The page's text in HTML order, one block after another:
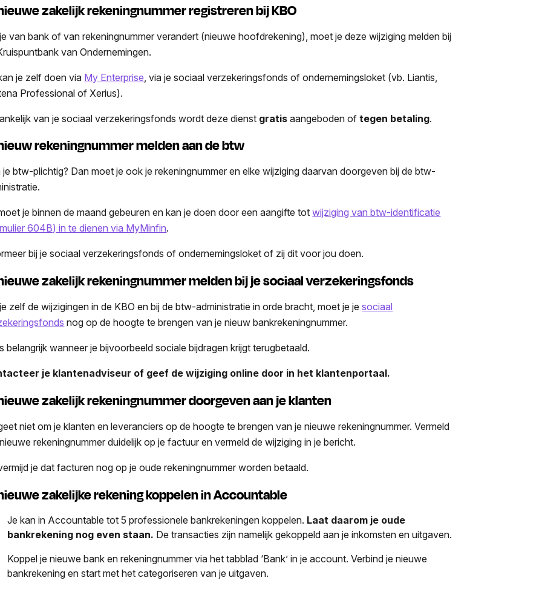
zakelijk rekeningnummer registreren bij KBO
van bank of van rekeningnummer verandert (nieuwe hoofdrekening), moet je deze wijziging melden bij
van Ondernemingen.
je zelf doen via My Enterprise , via je sociaal verzekeringsfonds of ondernemingsloket (vb. Liantis,
Professional of Xerius).
van je sociaal verzekeringsfonds wordt deze dienst gratis aangeboden oftegen betaling.
rekeningnummer melden aan de btw
je btw-plichtig? Dan moet je ook je rekeningnummer en elke wijziging daarvan doorgeven bij de btw-
je binnen de maand gebeuren en kan je doen door een aangifte totwijziging van btw-identificatie
604B) in te dienen via MyMinfin.
bij je sociaal verzekeringsfonds of ondernemingsloket of zij dit voor jou doen.
zakelijk rekeningnummer melden bij je sociaal verzekeringsfonds
zelf de wijzigingen in de KBO en bij de btw-administratie in orde bracht, moet je jesociaal
nog op de hoogte te brengen van je nieuw bankrekeningnummer.
belangrijk wanneer je bijvoorbeeld sociale bijdragen krijgt terugbetaald.
je klantenadviseur of geef de wijziging online door in het klantenportaal.
zakelijk rekeningnummer doorgeven aan je klanten
niet om je klanten en leveranciers op de hoogte te brengen van je nieuwe rekeningnummer. Vermeld
rekeningnummer duidelijk op je factuur en vermeld de wijziging in je bericht.
je dat facturen nog op je oude rekeningnummer worden betaald.
zakelijke rekening koppelen in Accountable
Je kan in Accountable tot 5 professionele bankrekeningen koppelen. Laat daarom je oude
bankrekening nog even staan. De transacties zijn namelijk gekoppeld aan je inkomsten en uitgaven.
Koppel je nieuwe bank en rekeningnummer via het tabblad ‘Bank’ in je account. Verbind je nieuwe
bankrekening en start met het categoriseren van je uitgaven.